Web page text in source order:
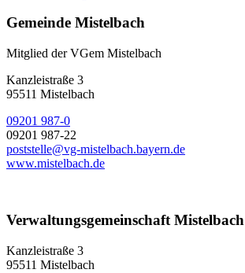
Gemeinde Mistelbach
Mitglied der VGem Mistelbach
Kanzleistraße 3
95511 Mistelbach
09201 987-0
09201 987-22
poststelle@vg-mistelbach.bayern.de
www.mistelbach.de
Verwaltungsgemeinschaft Mistelbach
Kanzleistraße 3
95511 Mistelbach